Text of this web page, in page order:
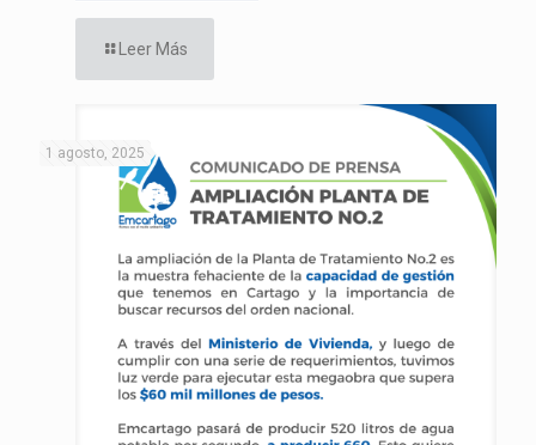
Leer Más
1 agosto, 2025